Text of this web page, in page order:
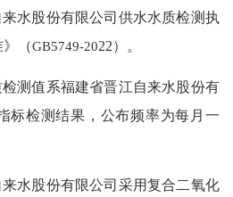
来水 股份有限公司供水水质检测执
》（GB5749-2022）。
检测值系福建省晋江自来水 股份有
标检测结果，公布频率为每月一
水股份有限公司 采用复合二氧化